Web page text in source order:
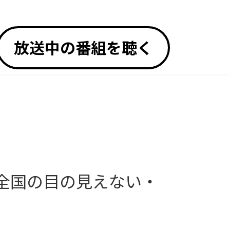
放送中の番組を聴く
の目の見えない・